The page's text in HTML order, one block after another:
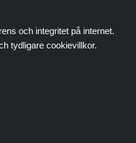
och integritet på internet.
tydligare cookievillkor.